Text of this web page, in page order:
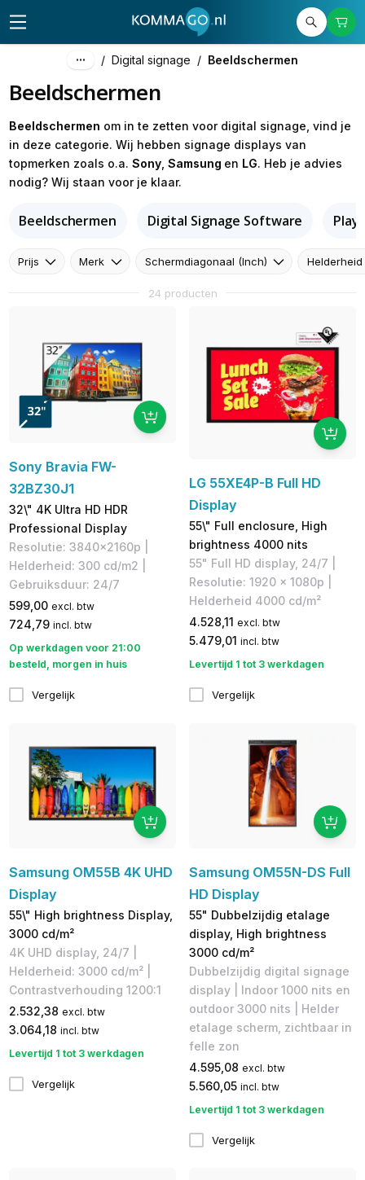
/ Digital signage / Beeldschermen
Beeldschermen
Beeldschermen om in te zetten voor digital signage, vind je
in deze categorie. Wij hebben signage displays van
topmerken zoals o.a. Sony, Samsung en LG. Heb je advies
nodig? Wij staan voor je klaar.
Beeldschermen Digital Signage Software
Prijs Merk Schermdiagonaal (Inch)
24 producten
Sony Bravia FW-
32BZ30J1
32\" 4K Ultra HD HDR
Professional Display
Resolutie: 3840x2160p |
Helderheid: ​300 cd/m2 |
Gebruiksduur: 24/7
599,00 excl. btw
724,79 incl. btw
Op werkdagen voor 21:00
besteld, morgen in huis
Vergelijk
LG 55XE4P-B Full HD
Display
55\" Full enclosure, High
brightness 4000 nits
55" Full HD display, 24/7 |
Resolutie: 1920 x 1080p |
Helderheid 4000 cd/m²
4.528,11 excl. btw
5.479,01 incl. btw
Levertijd 1 tot 3 werkdagen
Vergelijk
Samsung OM55B 4K UHD
Display
55\" High brightness Display,
3000 cd/m²
4K UHD display, 24/7 |
Helderheid: 3000 cd/m² |
Contrastverhouding 1200:1
2.532,38 excl. btw
3.064,18 incl. btw
Levertijd 1 tot 3 werkdagen
Vergelijk
Samsung OM55N-DS Full
HD Display
55" Dubbelzijdig etalage
display, High brightness
3000 cd/m²
Dubbelzijdig digital signage
display | Indoor 1000 nits en
outdoor 3000 nits | Helder
etalage scherm, zichtbaar in
felle zon
4.595,08 excl. btw
5.560,05 incl. btw
Levertijd 1 tot 3 werkdagen
Vergelijk